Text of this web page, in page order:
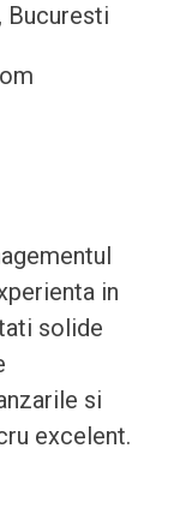
Bucuresti
in
solide
si
excelent.